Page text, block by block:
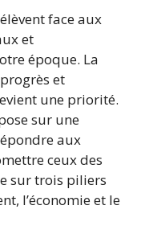
face aux
et
époque. La
et
une priorité.
sur une
aux
ceux des
sur trois piliers
l’économie et le